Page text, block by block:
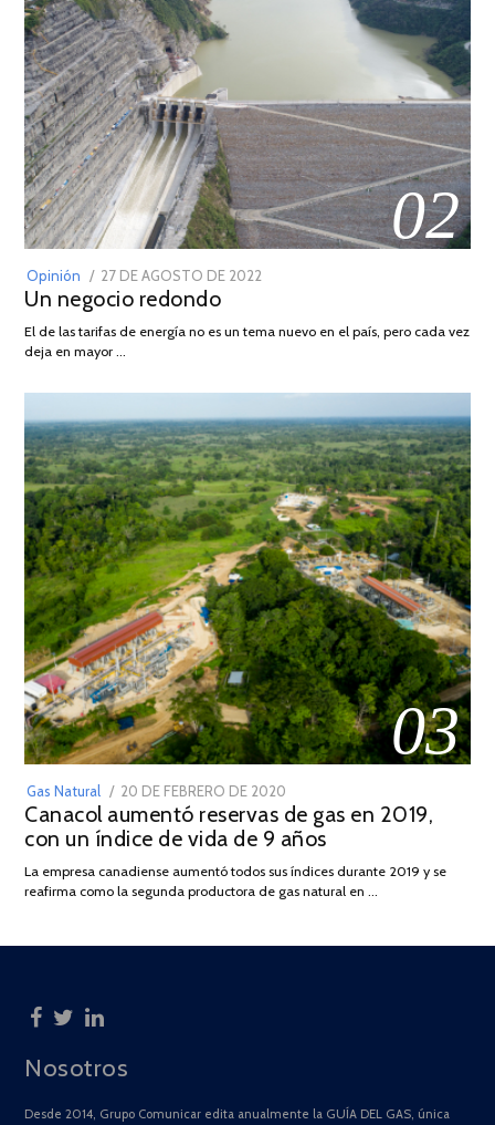
02
Opinión
POSTED
ON
27 DE AGOSTO DE 2022
DE
Un negocio redondo
El de las tarifas de energía no es un tema nuevo en el país, pero cada vez
deja en mayor …
03
Gas Natural
POSTED
ON
20 DE FEBRERO DE 2020
DE
JULIO
2025
Canacol aumentó reservas de gas en 2019,
con un índice de vida de 9 años
La empresa canadiense aumentó todos sus índices durante 2019 y se
reafirma como la segunda productora de gas natural en …
Nosotros
Desde 2014, Grupo Comunicar edita anualmente la GUÍA DEL GAS, única